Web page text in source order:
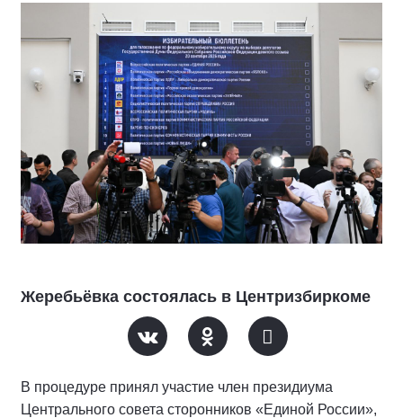
Жеребьёвка состоялась в Центризбиркоме
В процедуре принял участие член президиума
Центрального совета сторонников «Единой России»,